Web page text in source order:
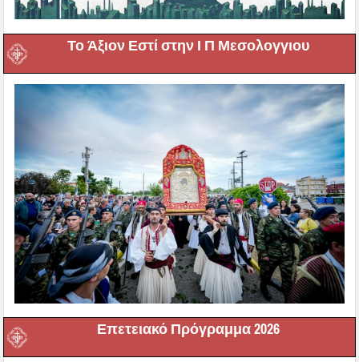
Το Άξιον Εστί στην Ι Π Μεσολογγιου
Επετειακό Πρόγραμμα 2026